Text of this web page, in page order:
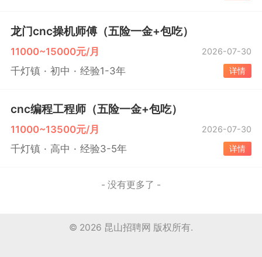
龙门cnc操机师傅（五险一金+包吃）
11000~15000元/月 2026-07-30
千灯镇 初中 经验1-3年 详情
cnc编程工程师（五险一金+包吃）
11000~13500元/月 2026-07-30
千灯镇 高中 经验3-5年 详情
- 没有更多了 -
© 2026 昆山招聘网 版权所有.